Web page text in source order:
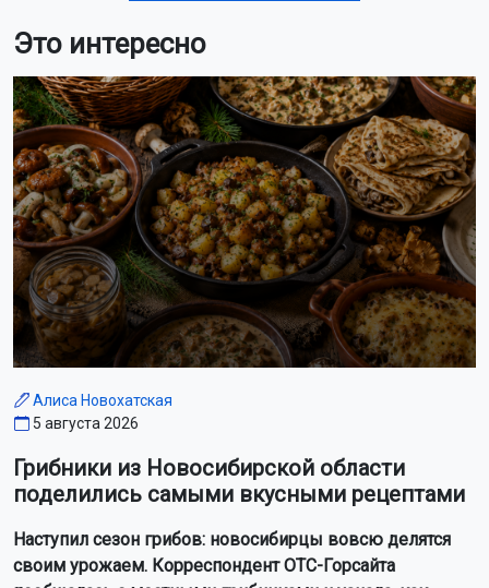
Это интересно
Алиса Новохатская
5 августа 2026
Грибники из Новосибирской области
поделились самыми вкусными рецептами
Наступил сезон грибов: новосибирцы вовсю делятся
своим урожаем. Корреспондент ОТС-Горсайта